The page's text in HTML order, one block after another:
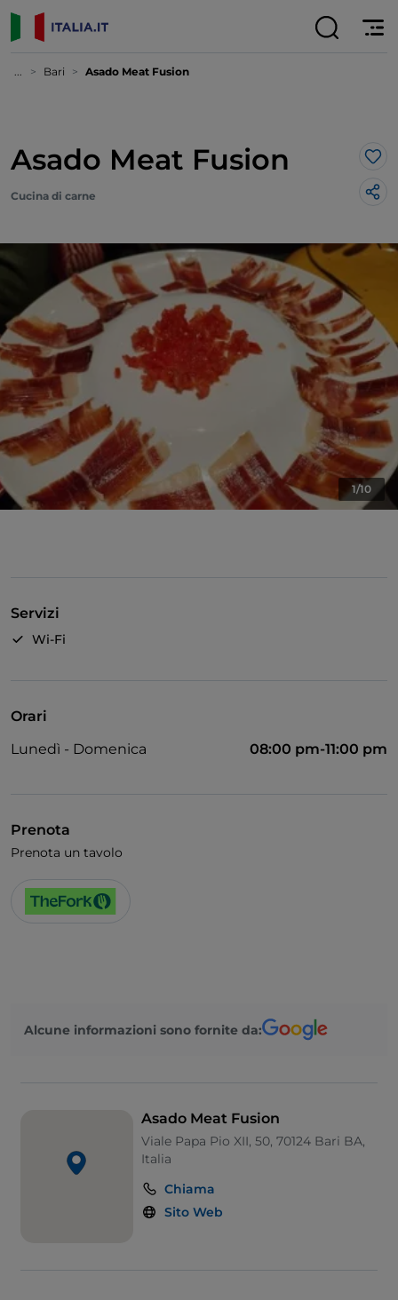
... Bari Asado Meat Fusion
Asado Meat Fusion
Cucina di carne
1/10
Servizi
Wi-Fi
Orari
Lunedì - Domenica
08:00 pm-11:00 pm
Prenota
Prenota un tavolo
Alcune informazioni sono fornite da:
Asado Meat Fusion
Viale Papa Pio XII, 50, 70124 Bari BA,
Italia
Chiama
Sito Web